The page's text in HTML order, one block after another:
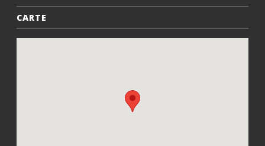
CARTE